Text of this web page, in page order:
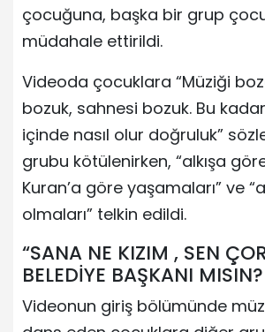
çocuğuna, başka bir grup
müdahale ettirildi.
Videoda çocuklara “Müziği
bozuk, sahnesi bozuk. Bu
içinde nasıl olur doğruluk”
grubu kötülenirken, “alkışa
Kuran’a göre yaşamaları” ve
olmaları” telkin edildi.
“SANA NE KIZIM , SEN
BELEDİYE BAŞKANI MISIN?
Videonun giriş bölümünde